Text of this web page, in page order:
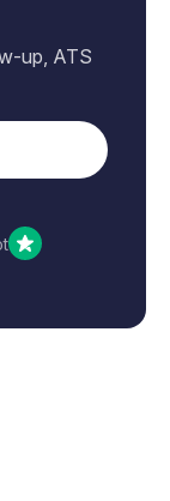
up, ATS